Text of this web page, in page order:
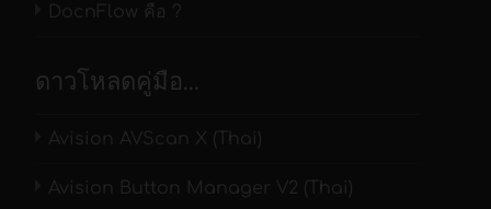
DocnFlow คือ ?
ดาวโหลดคู่มือ…
Avision AVScan X (Thai)
Avision Button Manager V2 (Thai)